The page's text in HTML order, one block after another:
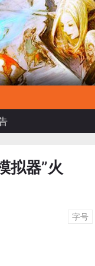
拟器”火
字号